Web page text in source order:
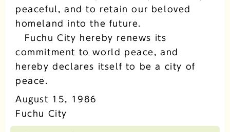
peaceful, and to retain our beloved
homeland into the future.
Fuchu City hereby renews its
commitment to world peace, and
hereby declares itself to be a city of
peace.
August 15, 1986
Fuchu City